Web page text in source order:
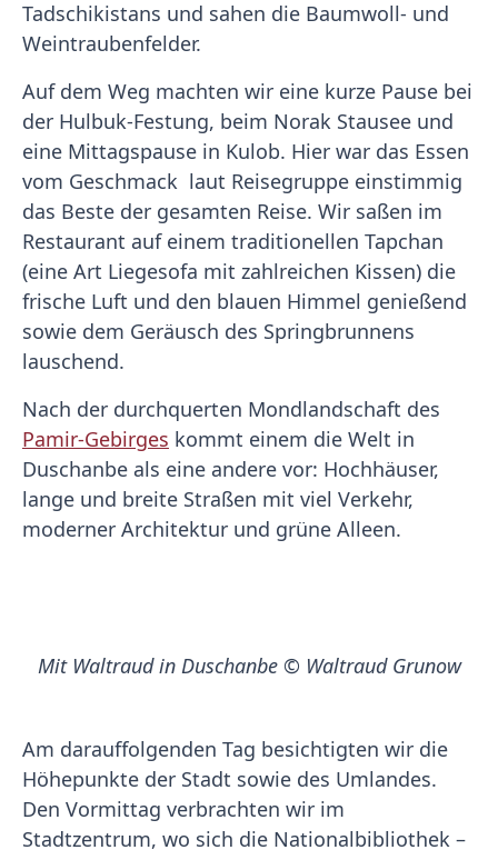
Tadschikistans und sahen die Baumwoll- und
Weintraubenfelder.
Auf dem Weg machten wir eine kurze Pause bei
der Hulbuk-Festung, beim Norak Stausee und
eine Mittagspause in Kulob. Hier war das Essen
vom Geschmack laut Reisegruppe einstimmig
das Beste der gesamten Reise. Wir saßen im
Restaurant auf einem traditionellen Tapchan
(eine Art Liegesofa mit zahlreichen Kissen) die
frische Luft und den blauen Himmel genießend
sowie dem Geräusch des Springbrunnens
lauschend.
Nach der durchquerten Mondlandschaft des
Pamir-Gebirges kommt einem die Welt in
Duschanbe als eine andere vor: Hochhäuser,
lange und breite Straßen mit viel Verkehr,
moderner Architektur und grüne Alleen.
Mit Waltraud in Duschanbe © Waltraud Grunow
Am darauffolgenden Tag besichtigten wir die
Höhepunkte der Stadt sowie des Umlandes.
Den Vormittag verbrachten wir im
Stadtzentrum, wo sich die Nationalbibliothek –